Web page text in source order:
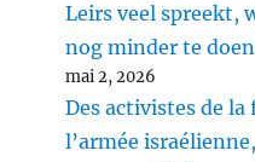
Leirs veel spreekt,
nog minder te doen
mai 2, 2026
Des activistes de
l’armée